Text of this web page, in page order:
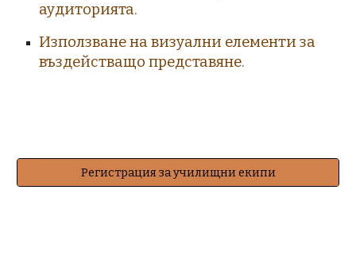
аудиторията.
Използване на визуални елементи за
въздействащо представяне.
Регистрация за училищни екипи